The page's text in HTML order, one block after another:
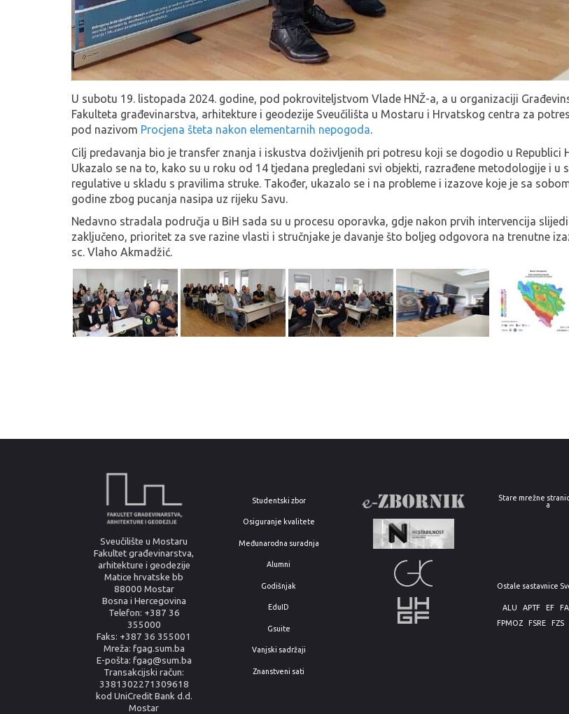
U subotu 19. listopada 2024. godine, pod pokroviteljstvom Vlade HNŽ-a, a u organizaciji
Fakulteta građevinarstva, arhitekture i geodezije Sveučilišta u Mostaru i Hrvatskog centra za
pod nazivom Procjena šteta nakon elementarnih nepogoda.
Cilj predavanja bio je transfer znanja i iskustva doživljenih pri potresu koji se dogodio u Republici
Ukazalo se na to, kako su u roku od 14 tjedana pregledani svi objekti, razrađene metodologije i
regulative u skladu s pravilima struke. Također, ukazalo se i na probleme i izazove koje je sa
godine zbog pucanja nasipa uz rijeku Savu.
Nedavno stradala područja u BiH sada su u procesu oporavka, gdje nakon prvih intervencija
zaključeno, prioritet za sve razine vlasti i stručnjake je davanje što boljeg odgovora na trenutne
sc. Vlaho Akmadžić.
Sveučilište u Mostaru
Fakultet građevinarstva,
arhitekture i geodezije
Matice hrvatske bb
88000 Mostar
Bosna i Hercegovina
Telefon: +387 36
355000
Faks: +387 36 355001
Mreža: fgag.sum.ba
E-pošta: fgag@sum.ba
Transakcijski račun:
3381302271309618
kod UniCredit Bank d.d.
Mostar
Studentski zbor
Osiguranje kvalitete
Međunarodna suradnja
Alumni
Godišnjak
EduID
Gsuite
Vanjski sadržaji
Znanstveni sati
Stare mrežne
a
Ostale sastavnice
ALU APTF EF
FPMOZ
FSRE FZS